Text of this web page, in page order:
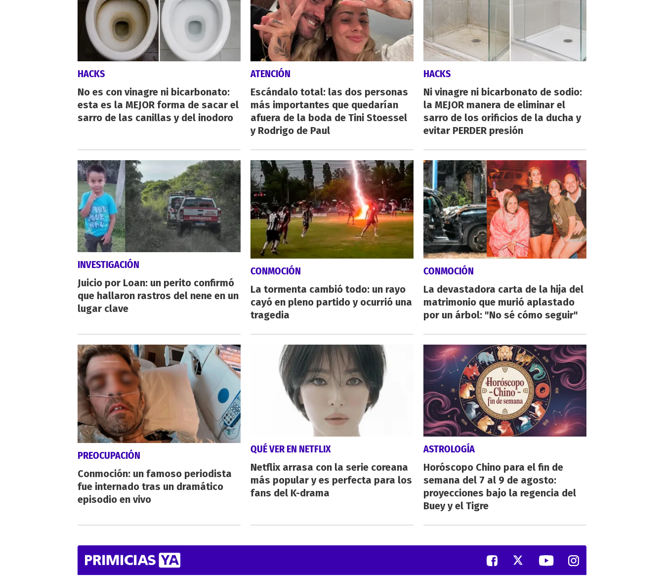
HACKS
No es con vinagre ni bicarbonato:
esta es la MEJOR forma de sacar el
sarro de las canillas y del inodoro
ATENCIÓN
Escándalo total: las dos personas
más importantes que quedarían
afuera de la boda de Tini Stoessel
y Rodrigo de Paul
HACKS
Ni vinagre ni bicarbonato de sodio:
la MEJOR manera de eliminar el
sarro de los orificios de la ducha y
evitar PERDER presión
INVESTIGACIÓN
Juicio por Loan: un perito confirmó
que hallaron rastros del nene en un
lugar clave
CONMOCIÓN
La tormenta cambió todo: un rayo
cayó en pleno partido y ocurrió una
tragedia
CONMOCIÓN
La devastadora carta de la hija del
matrimonio que murió aplastado
por un árbol: "No sé cómo seguir"
PREOCUPACIÓN
Conmoción: un famoso periodista
fue internado tras un dramático
episodio en vivo
QUÉ VER EN NETFLIX
Netflix arrasa con la serie coreana
más popular y es perfecta para los
fans del K-drama
ASTROLOGÍA
Horóscopo Chino para el fin de
semana del 7 al 9 de agosto:
proyecciones bajo la regencia del
Buey y el Tigre